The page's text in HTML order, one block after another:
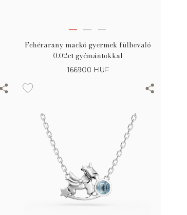
Fehérarany mackó gyermek fülbevaló
0.02ct gyémántokkal
166900 HUF